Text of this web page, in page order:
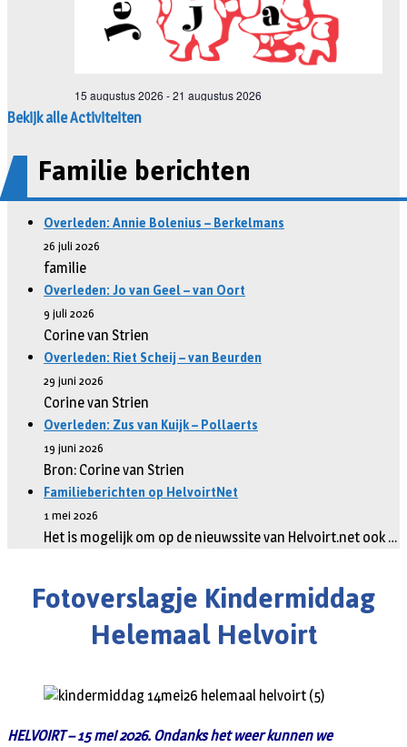
Bekijk alle Activiteiten
Familie berichten
Overleden: Annie Bolenius – Berkelmans
26 juli 2026
familie
Overleden: Jo van Geel – van Oort
9 juli 2026
Corine van Strien
Overleden: Riet Scheij – van Beurden
29 juni 2026
Corine van Strien
Overleden: Zus van Kuijk – Pollaerts
19 juni 2026
Bron: Corine van Strien
Familieberichten op HelvoirtNet
1 mei 2026
Het is mogelijk om op de nieuwssite van Helvoirt.net ook …
Fotoverslagje Kindermiddag
Helemaal Helvoirt
HELVOIRT – 15 mei 2026. Ondanks het weer kunnen we